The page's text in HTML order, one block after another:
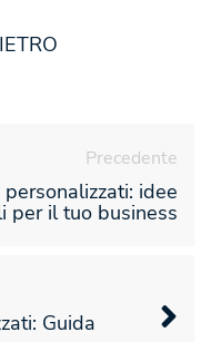
Precedente
idee
per il tuo business
Guida